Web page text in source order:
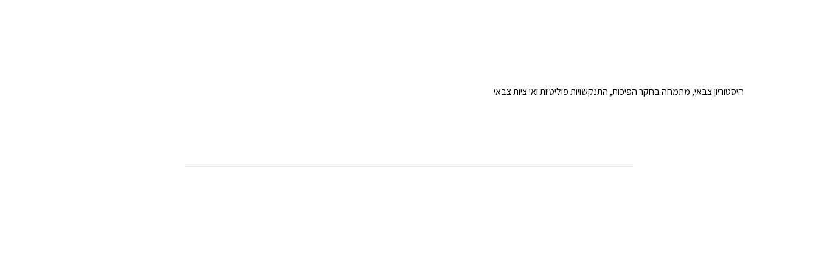
היסטוריון צבאי, מתמחה בחקר הפיכות, התנקשויות פוליטיות ואי ציות צבאי